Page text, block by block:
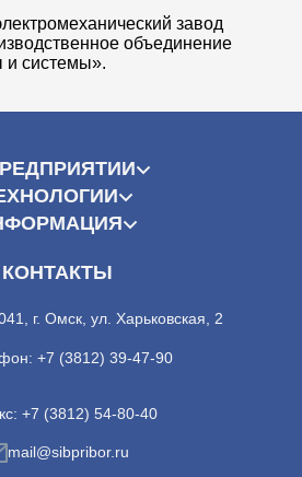
завод
объединение
и системы».
КОНТАКТЫ
г. Омск, ул. Харьковская, 2
+7 (3812) 39-47-90
+7 (3812) 54-80-40
mail@sibpribor.ru